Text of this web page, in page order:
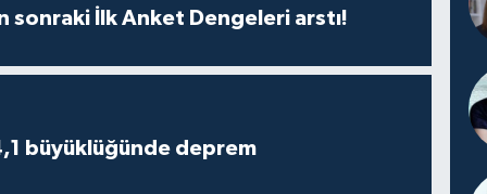
sonraki İlk Anket Dengeleri arstı!
büyüklüğünde deprem